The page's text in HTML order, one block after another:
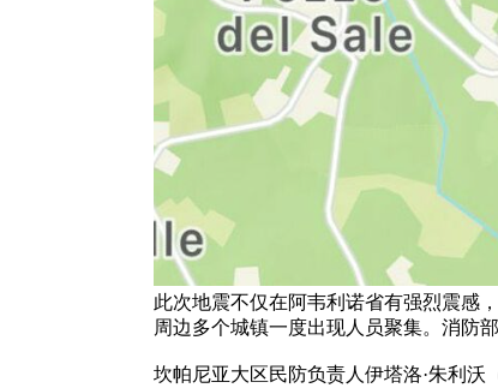
此次地震不仅在阿韦利诺省有强烈震感
周边多个城镇一度出现人员聚集。消防
坎帕尼亚大区民防负责人伊塔洛·朱利沃